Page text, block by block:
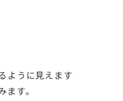
ように見えます
す。